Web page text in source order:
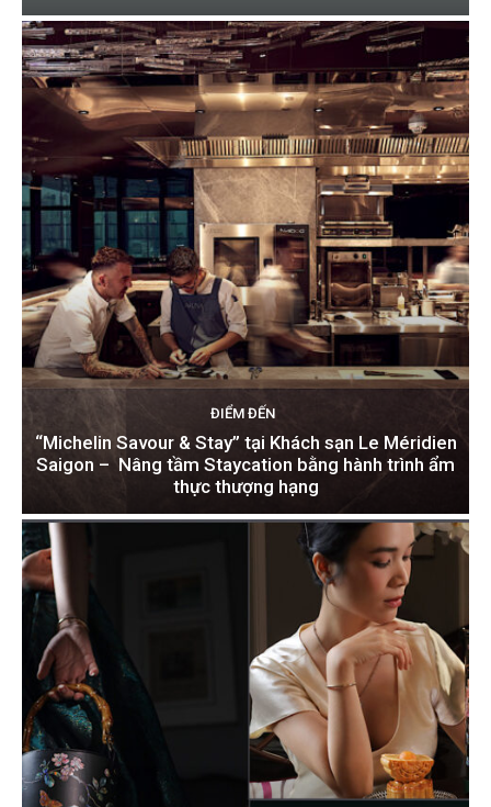
ĐIỂM ĐẾN
“Michelin Savour & Stay” tại Khách sạn Le Méridien
Saigon – Nâng tầm Staycation bằng hành trình ẩm
thực thượng hạng